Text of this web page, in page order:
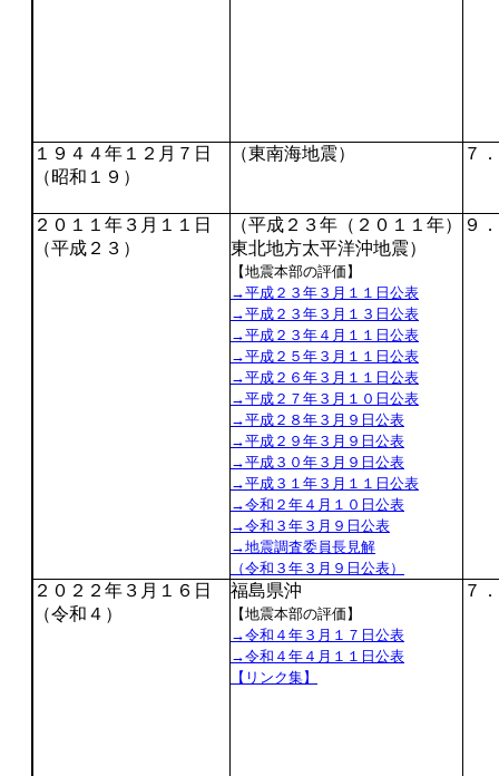
１９４４年１２月７日
（昭和１９）
（東南海地震） ７
２０１１年３月１１日
（平成２３）
（平成２３年（２０１１年）
東北地方太平洋沖地震）
【地震本部の評価】
→平成２３年３月１１日公表
→平成２３年３月１３日公表
→平成２３年４月１１日公表
→平成２５年３月１１日公表
→平成２６年３月１１日公表
→平成２７年３月１０日公表
→平成２８年３月９日公表
→平成２９年３月９日公表
→平成３０年３月９日公表
→平成３１年３月１１日公表
→令和２年４月１０日公表
→令和３年３月９日公表
→地震調査委員長見解
（令和３年３月９日公表）
９
２０２２年３月１６日
（令和４）
福島県沖
【地震本部の評価】
→令和４年３月１７日公表
→令和４年４月１１日公表
【リンク集】
７